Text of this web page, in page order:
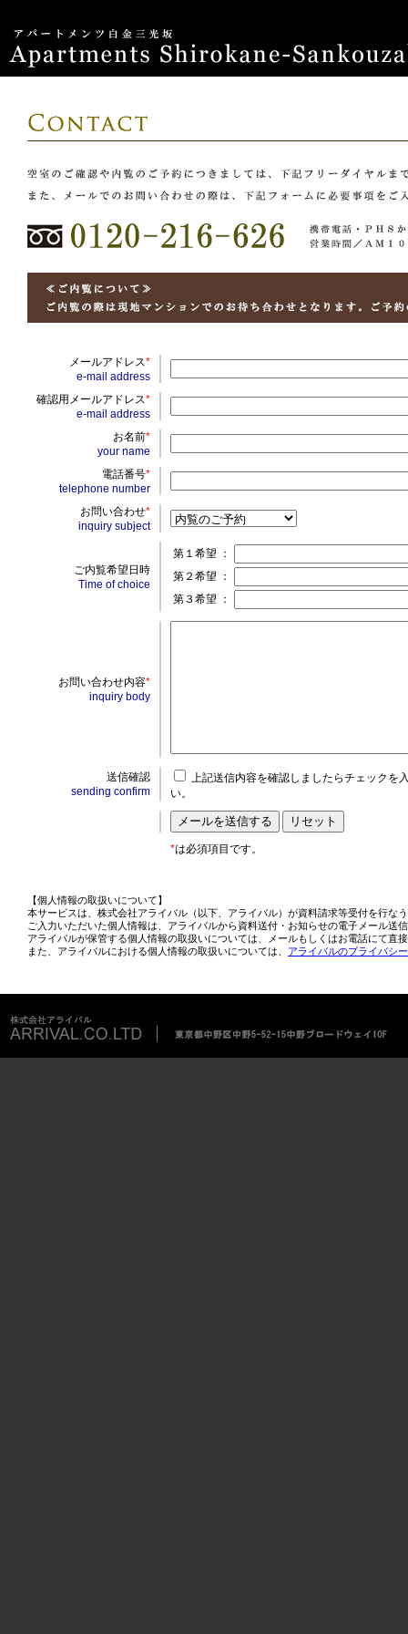
メールアドレス*
e-mail address
確認用メールアドレス*
e-mail address
お名前*
your name
電話番号*
telephone number
お問い合わせ*
inquiry subject
ご内覧希望日時
Time of choice
第１希望 ：
第２希望 ：
第３希望 ：
お問い合わせ内容*
inquiry body
送信確認
sending confirm
上記送信内容を確認しましたらチェックを
い。
*は必須項目です。
【個人情報の取扱いについて】
本サービスは、株式会社アライバル（以下、アライバル）が資料請求等受付を行な
ご入力いただいた個人情報は、アライバルから資料送付・お知らせの電子メール送
アライバルが保管する個人情報の取扱いについては、メールもしくはお電話にて直
また、アライバルにおける個人情報の取扱いについては、 アライバルのプライバシ